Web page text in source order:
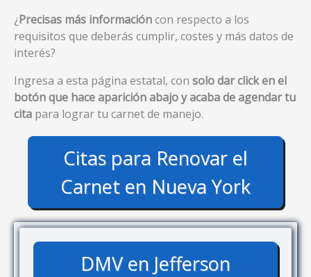
¿Precisas más informacióncon respecto a los
requisitos que deberás cumplir, costes y más datos de
interés?
Ingresa a esta página estatal, con solo dar click en el
botón que hace aparición abajo y acaba de agendar tu
cita para lograr tu carnet de manejo.
Citas para Renovar el
Carnet en Nueva York
DMV en Jefferson